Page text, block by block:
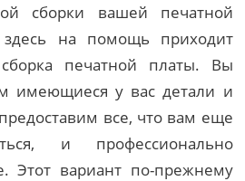
сборки вашей печатной
на помощь приходит
печатной платы. Вы
имеющиеся у вас детали и
все, что вам еще
и профессионально
Этот вариант по-прежнему